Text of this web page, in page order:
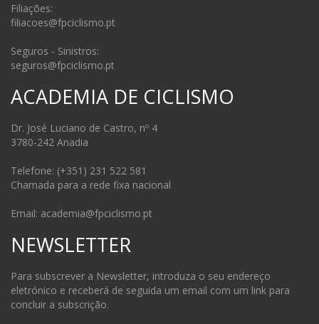
Filiações:
filiacoes@fpciclismo.pt
Seguros - Sinistros:
seguros@fpciclismo.pt
ACADEMIA DE CICLISMO
Dr. José Luciano de Castro, nº 4
3780-242 Anadia
Telefone: (+351) 231 522 581
Chamada para a rede fixa nacional
Email: academia@fpciclismo.pt
NEWSLETTER
Para subscrever a Newsletter, introduza o seu endereço
eletrónico e receberá de seguida um email com um link para
concluir a subscrição.